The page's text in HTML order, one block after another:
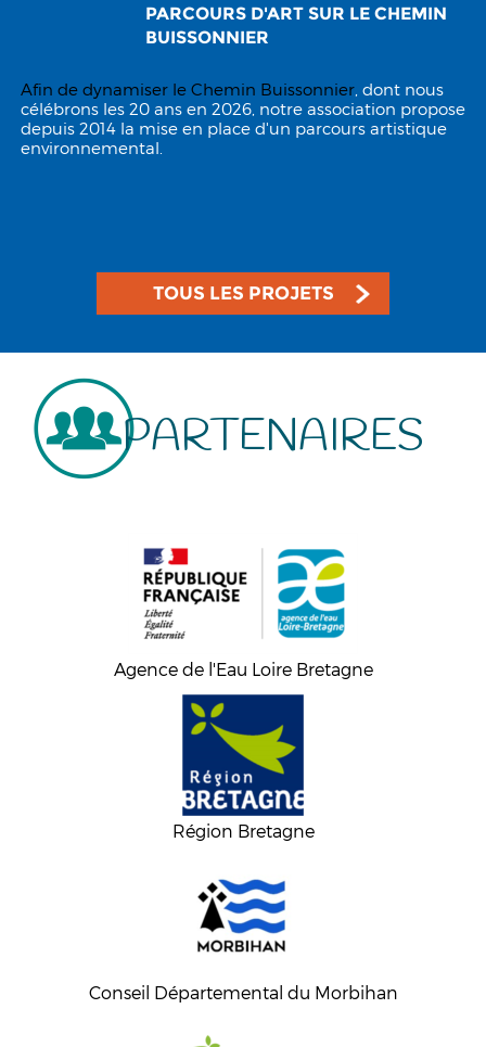
PARCOURS D'ART SUR LE CHEMIN
BUISSONNIER
Afin de dynamiser le Chemin Buissonnier, dont nous
célébrons les 20 ans en 2026, notre association propose
depuis 2014 la mise en place d'un parcours artistique
environnemental.
TOUS LES PROJETS
PARTENAIRES
Agence de l'Eau Loire Bretagne
Région Bretagne
Conseil Départemental du Morbihan